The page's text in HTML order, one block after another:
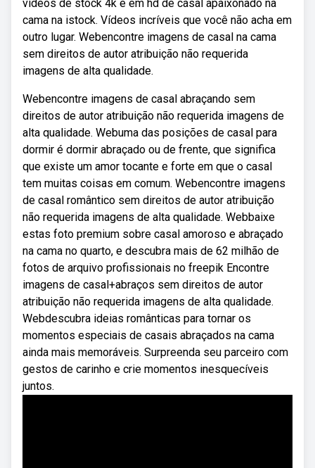
vídeos de stock 4k e em hd de casal apaixonado na
cama na istock. Vídeos incríveis que você não acha em
outro lugar. Webencontre imagens de casal na cama
sem direitos de autor atribuição não requerida
imagens de alta qualidade.
Webencontre imagens de casal abraçando sem
direitos de autor atribuição não requerida imagens de
alta qualidade. Webuma das posições de casal para
dormir é dormir abraçado ou de frente, que significa
que existe um amor tocante e forte em que o casal
tem muitas coisas em comum. Webencontre imagens
de casal romântico sem direitos de autor atribuição
não requerida imagens de alta qualidade. Webbaixe
estas foto premium sobre casal amoroso e abraçado
na cama no quarto, e descubra mais de 62 milhão de
fotos de arquivo profissionais no freepik Encontre
imagens de casal+abraços sem direitos de autor
atribuição não requerida imagens de alta qualidade.
Webdescubra ideias românticas para tornar os
momentos especiais de casais abraçados na cama
ainda mais memoráveis. Surpreenda seu parceiro com
gestos de carinho e crie momentos inesquecíveis
juntos.